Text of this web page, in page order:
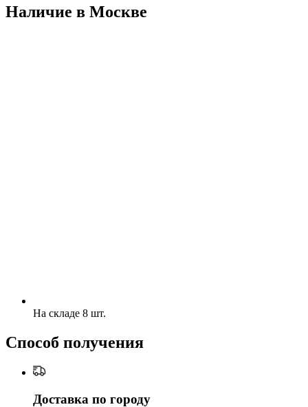
Наличие в Москвe
На складе 8 шт.
Способ получения
Доставка по городу